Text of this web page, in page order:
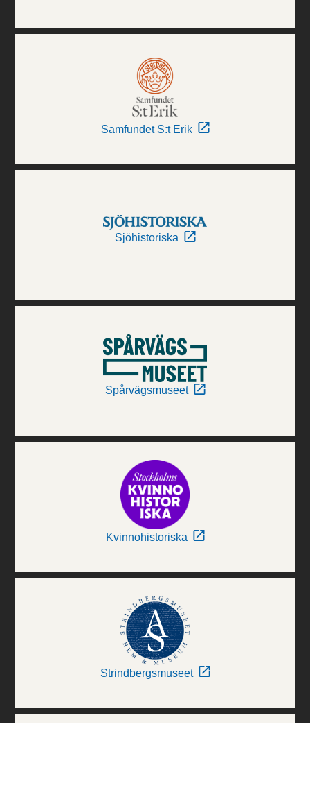
Samfundet S:t Erik
Sjöhistoriska
Spårvägsmuseet
Kvinnohistoriska
Strindbergsmuseet